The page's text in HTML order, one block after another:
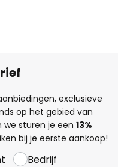
exclusieve
op het gebied van
we sturen je een 13%
bij je eerste aankoop!
Bedrijf